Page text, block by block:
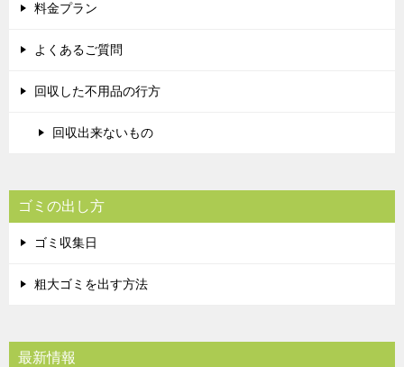
料金プラン
よくあるご質問
回収した不用品の行方
回収出来ないもの
ゴミの出し方
ゴミ収集日
粗大ゴミを出す方法
最新情報